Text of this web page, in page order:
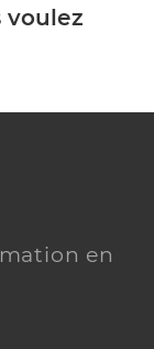
voulez
en